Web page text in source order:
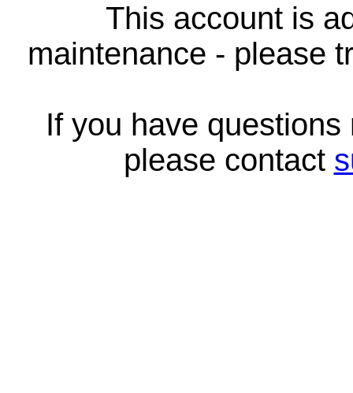
This account is
maintenance - please
If you have
please contact